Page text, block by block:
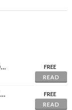
บันทึกถึงคุณก็อบลิน จากเจ้าสาวก็อบลิน (GOBLIN REVIEW) (SPOIL ALERT)
FREE
READ
ฉากจบปลายเปิดที่เป็นปลายปิด : ปรมาจารย์ลัทธิมาร (สปอยล์และหวีดหนักมาก!)
FREE
READ